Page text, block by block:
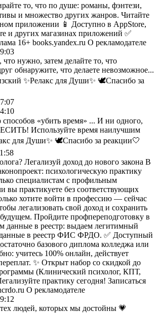
то, что по душе: романы, фэнтези,
и множество других жанров. Читайте
приложении 📱 Доступно в AppStore,
и других магазинах приложений ✅
16+ books.yandex.ru О рекламодателе
что нужно, затем делайте то, что
обнаружите, что делаете невозможное...
✨Релакс для Души✨ 🕊️Спасибо за
«убить время» ... И ни одного,
Используйте время наилучшим
для Души✨ 🕊️Спасибо за реакции🤍
Легализуй доход до нового закона В
психологическую практику
специалистам с профильным
вы практикуете без соответствующих
хотите войти в профессию — сейчас
легализовать свой доход и сохранить
Пройдите профпереподготовку в
в реестр: выдаем легитимный
в реестр ФИС ФРДО. ✅ Доступный
базового диплома колледжа или
учитесь 100% онлайн, действует
✨ Открыт набор со скидкой до
(Клинический психолог, КПТ,
практику сегодня! Записаться
О рекламодателе
людей, которых мы достойны 💗